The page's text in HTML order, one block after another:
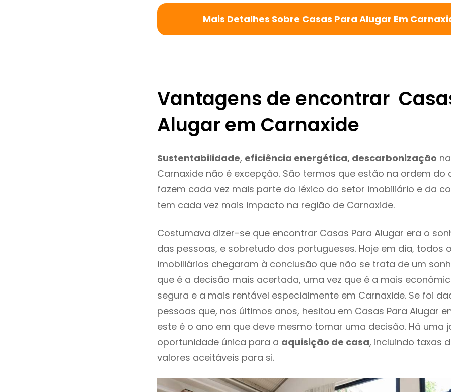
Mais Detalhes Sobre Casas Para Alugar Em
Vantagens de encontrar
Alugar em Carnaxide
Sustentabilidade, eficiência energética, descarbonização
Carnaxide não é excepção. São termos que estão na ordem do
fazem cada vez mais parte do léxico do setor imobiliário e da
tem cada vez mais impacto na região de Carnaxide.
Costumava dizer-se que encontrar Casas Para Alugar era o
das pessoas, e sobretudo dos portugueses. Hoje em dia, todos
imobiliários chegaram à conclusão que não se trata de um
que é a decisão mais acertada, uma vez que é a mais
segura e a mais rentável especialmente em Carnaxide. Se foi
pessoas que, nos últimos anos, hesitou em Casas Para Alugar
este é o ano em que deve mesmo tomar uma decisão. Há uma
oportunidade única para a aquisição de casa, incluindo taxas
valores aceitáveis para si.